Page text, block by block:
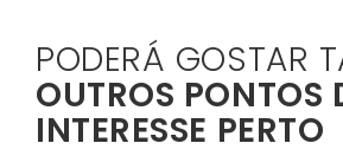
PODERÁ GOSTAR
OUTROS PONTOS
INTERESSE PERTO